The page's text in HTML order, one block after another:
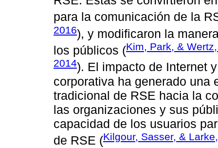
para la comunicación de la
2016), y modificaron la
los públicos (Kim, Park, &
2014). El impacto de Internet
corporativa ha generado una
tradicional de RSE hacia la
las organizaciones y sus
capacidad de los usuarios
de RSE (Kilgour, Sasser, &